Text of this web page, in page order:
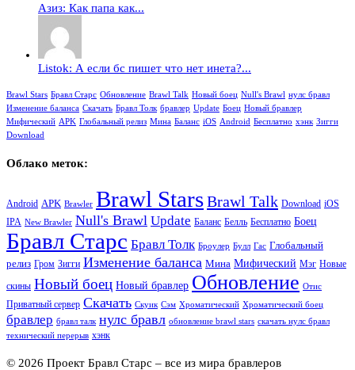
Азиз: Как папа как...
Listok: А если бс пишет что нет инета?...
Brawl Stars Бравл Старс Обновление Brawl Talk Новый боец Null's Brawl нулс бравл
Изменение баланса Скачать Бравл Толк бравлер Update Боец Новый бравлер
Мифический APK Глобальный релиз Мина Баланс iOS Android Бесплатно хэнк Зигги
Download
Облако меток:
Android APK Brawler Brawl StarsBrawl Talk Download iOS
IPA New Brawler Null's Brawl Update Баланс Белль Бесплатно Боец
Бравл Старс Бравл Толк Броулер Булл Гас Глобальный
релиз Гром Зигги Изменение баланса Мина Мифический Мэг Новые
скины Новый боец Новый бравлер Обновление Отис
Приватный сервер Скачать Скуик Сэм Хроматический Хроматический боец
бравлер бравл талк нулс бравл обновление brawl stars скачать нулс бравл
технический перерыв хэнк
© 2026 Проект Бравл Старс – все из мира бравлеров